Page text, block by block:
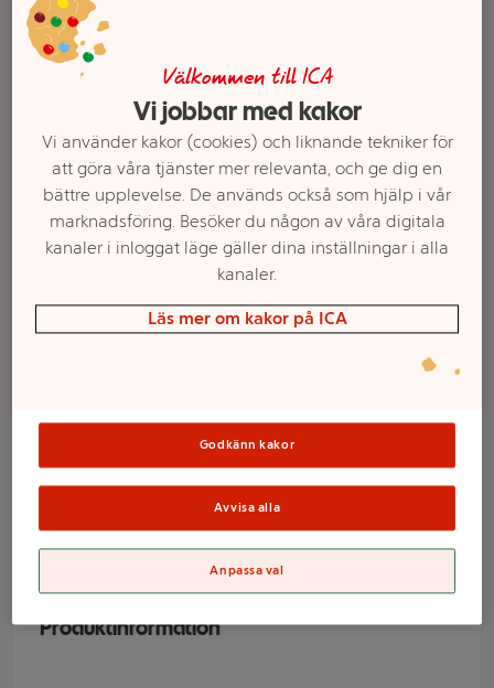
Persillade 51g
Santa Maria
Varumärke
Produktinformation
Välj butik och handla
Välkommen till ICA
Vi jobbar med kakor
Vi använder kakor (cookies) och liknande tekniker för
att göra våra tjänster mer relevanta, och ge dig en
bättre upplevelse. De används också som hjälp i vår
marknadsföring. Besöker du någon av våra digitala
kanaler i inloggat läge gäller dina inställningar i alla
kanaler.
Läs mer om kakor på ICA
Godkänn kakor
Avvisa alla
Anpassa val